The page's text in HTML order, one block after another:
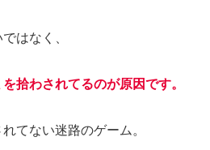
はなく、
拾わされてるのが原因です。
てない迷路のゲーム。